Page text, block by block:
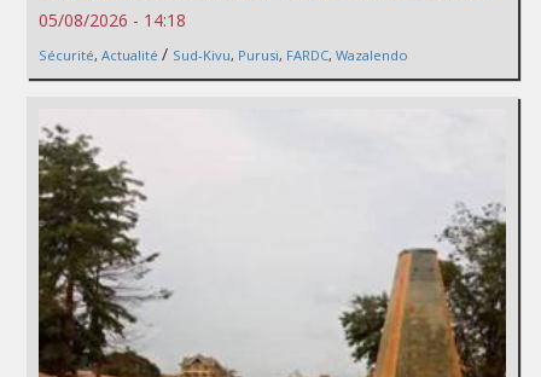
05/08/2026 - 14:18
Sécurité, Actualité / Sud-Kivu, Purusi, FARDC, Wazalendo